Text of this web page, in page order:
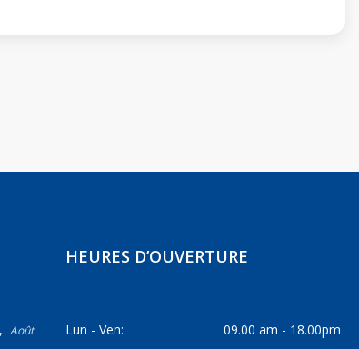
Août
HEURES D’OUVERTURE
Lun - Ven: 09.00 am - 18.00pm